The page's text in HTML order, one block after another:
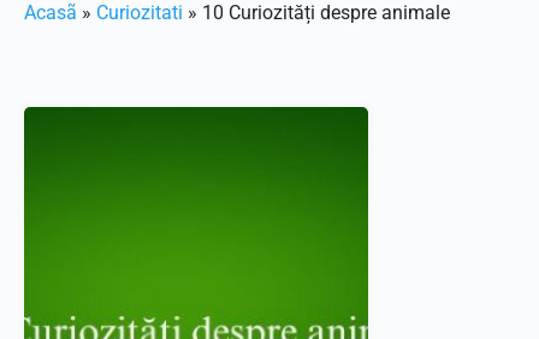
Acasã » Curiozitati » 10 Curiozități despre animale